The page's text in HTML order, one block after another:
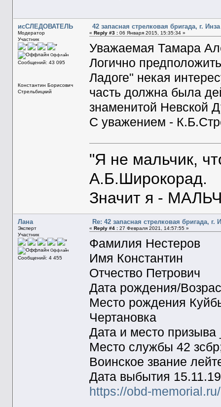
исСЛЕДОВАТЕЛЬ
Модератор
Участник
Оффлайн
Сообщений: 43 095
Константин Борисович
Стрельбицкий
42 запасная стрелковая бригада, г. Инза
« Reply #3 :06 Января 2015, 15:35:34 »
Уважаемая Тамара
Логично
Ладоге" некая
часть должна была
знаменитой Невской
С уважением -
"Я не мальчик,
А.Б.Широкорад.
Значит я -
Лана
Эксперт
Участник
Оффлайн
Сообщений: 4 455
Re: 42 запасная стрелковая бригада, г.
« Reply #4 :27 Февраля 2021, 14:57:55 »
Фамилия Нестеров
Имя Константин
Отчество Петрович
Дата рождения/
Место рождения
Чертановка
Дата и место призыва
Место службы 42
Воинское звание
Дата выбытия
https://obd-